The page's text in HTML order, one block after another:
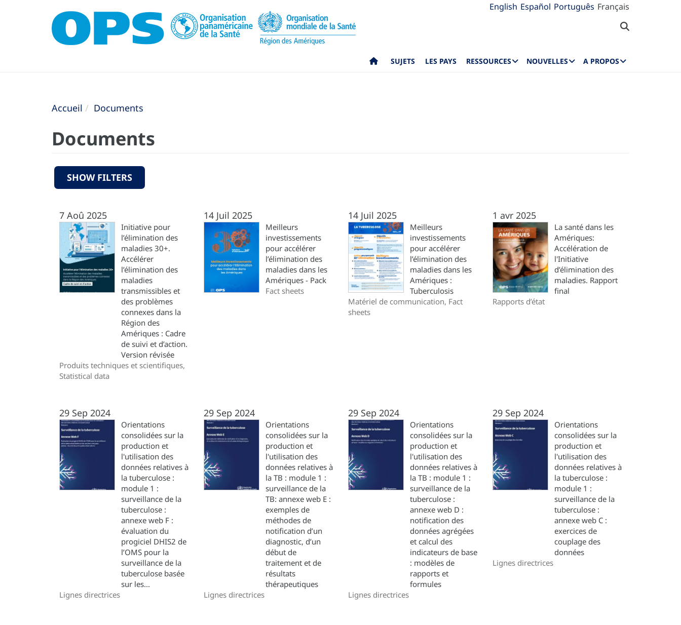
English Español Português Français
SUJETS LES PAYS RESSOURCES NOUVELLES A PROPOS
Accueil Documents
Documents
SHOW FILTERS
7 Aoû 2025
Initiative pour
l’élimination des
maladies 30+.
Accélérer
l’élimination des
maladies
transmissibles et
des problèmes
connexes dans la
Région des
Amériques : Cadre
de suivi et d’action.
Version révisée
Produits techniques et scientifiques,
Statistical data
14 Juil 2025
Meilleurs
investissements
pour accélérer
l’élimination des
maladies dans les
Amériques - Pack
Fact sheets
14 Juil 2025
Meilleurs
investissements
pour accélérer
l’élimination des
maladies dans les
Amériques :
Tuberculosis
Matériel de communication, Fact
sheets
1 avr 2025
La santé dans les
Amériques:
Accélération de
l'Initiative
d’élimination des
maladies. Rapport
final
Rapports d’état
29 Sep 2024
Orientations
consolidées sur la
production et
l'utilisation des
données relatives à
la tuberculose :
module 1 :
surveillance de la
tuberculose :
annexe web F :
évaluation du
progiciel DHIS2 de
l’OMS pour la
surveillance de la
tuberculose basée
sur les...
Lignes directrices
29 Sep 2024
Orientations
consolidées sur la
production et
l'utilisation des
données relatives à
la TB : module 1 :
surveillance de la
TB: annexe web E :
exemples de
méthodes de
notification d’un
diagnostic, d’un
début de
traitement et de
résultats
thérapeutiques
Lignes directrices
29 Sep 2024
Orientations
consolidées sur la
production et
l'utilisation des
données relatives à
la TB : module 1 :
surveillance de la
tuberculose :
annexe web D :
notification des
données agrégées
et calcul des
indicateurs de base
: modèles de
rapports et
formules
Lignes directrices
29 Sep 2024
Orientations
consolidées sur la
production et
l'utilisation des
données relatives à
la tuberculose :
module 1 :
surveillance de la
tuberculose :
annexe web C :
exercices de
couplage des
données
Lignes directrices